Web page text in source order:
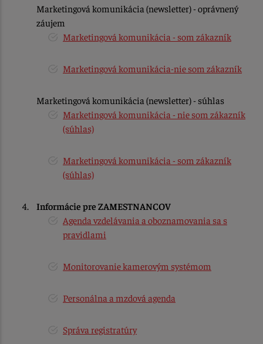
Marketingová komunikácia (newsletter) - oprávnený
záujem
Marketingová komunikácia - som zákazník
Marketingová komunikácia-nie som zákazník
Marketingová komunikácia (newsletter) - súhlas
Marketingová komunikácia - nie som zákazník
(súhlas)
Marketingová komunikácia - som zákazník
(súhlas)
Informácie pre ZAMESTNANCOV
Agenda vzdelávania a oboznamovania sa s
pravidlami
Monitorovanie kamerovým systémom
Personálna a mzdová agenda
Správa registratúry